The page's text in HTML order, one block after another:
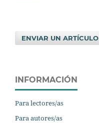
ENVIAR UN ARTÍCULO
INFORMACIÓN
Para lectores/as
Para autores/as